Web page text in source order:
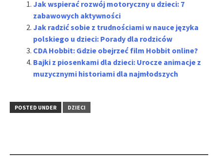
Jak wspierać rozwój motoryczny u dzieci: 7
zabawowych aktywności
Jak radzić sobie z trudnościami w nauce języka
polskiego u dzieci: Porady dla rodziców
CDA Hobbit: Gdzie obejrzeć film Hobbit online?
Bajki z piosenkami dla dzieci: Urocze animacje z
muzycznymi historiami dla najmłodszych
POSTED UNDER DZIECI